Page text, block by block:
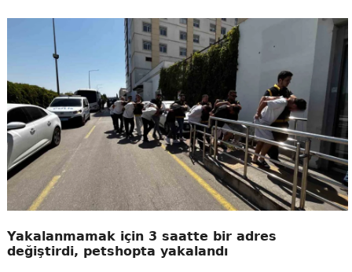
Yakalanmamak için 3 saatte bir adres
değiştirdi, petshopta yakalandı